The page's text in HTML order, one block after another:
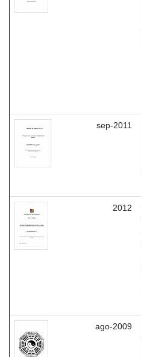
sep-2011
2012
ago-2009